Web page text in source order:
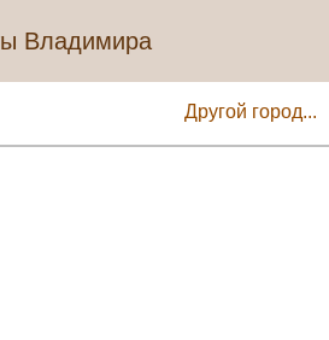
Владимира
Другой город...